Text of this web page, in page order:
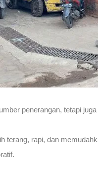
penerangan, tetapi
terang, rapi, dan